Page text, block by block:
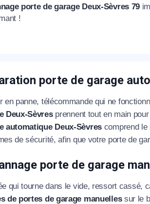
porte de garage Deux-Sèvres 79
!
porte de garage
en panne, télécommande qui ne
Deux-Sèvresprennent tout en main
automatique Deux-Sèvres comprend
de sécurité, afin que votre porte de
porte de garage
qui tourne dans le vide, ressort cassé,
de portes de garage manuellessur le
+33
* Champs obligatoires pour